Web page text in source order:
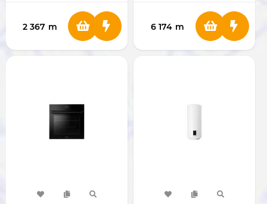
2 367 m 6 174 m